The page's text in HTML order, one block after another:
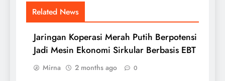
Related News
Jaringan Koperasi Merah Putih Berpotensi
Jadi Mesin Ekonomi Sirkular Berbasis EBT
Mirna 2 months ago 0